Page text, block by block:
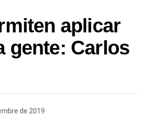
aplicar
gente: Carlos
de 2019